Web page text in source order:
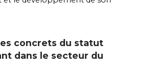
concrets du statut
dans le secteur du